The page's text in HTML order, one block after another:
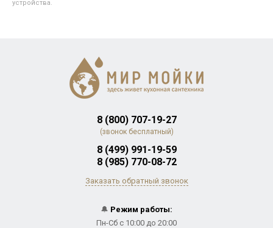
устройства.
8 (800) 707-19-27
(звонок бесплатный)
8 (499) 991-19-59
8 (985) 770-08-72
Заказать обратный звонок
🔔 Режим работы:
Пн-Сб с 10:00 до 20:00